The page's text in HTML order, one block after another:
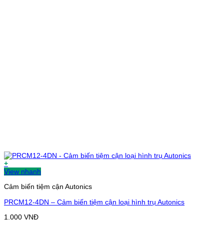
+
View nhanh
Cảm biến tiệm cận Autonics
PRCM12-4DN – Cảm biến tiệm cận loại hình trụ Autonics
1.000 VNĐ